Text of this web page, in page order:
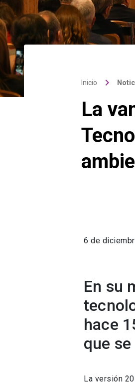
Inicio keyboard_arrow_right
La
6 de
En su
hace
que
La versión